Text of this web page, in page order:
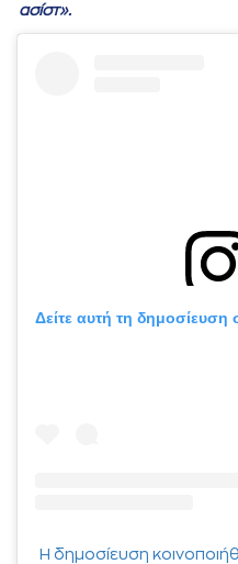
ασίστ».
Δείτε αυτή τη δημοσίευση
Η δημοσίευση